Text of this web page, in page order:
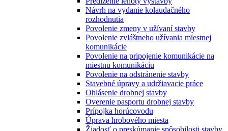
Návrh na vydanie kolaudačného
rozhodnutia
Povolenie zmeny v užívaní stavby
Povolenie zvláštneho užívania miestnej
komunikácie
Povolenie na pripojenie komunikácie na
miestnu komunikáciu
Povolenie na odstránenie stavby
Stavebné úpravy a udržiavacie práce
Ohlásenie drobnej stavby
Overenie pasportu drobnej stavby
Prípojka horúcovodu
Úprava hrobového miesta
Žiadosť o preskúmanie spôsobilosti stavby